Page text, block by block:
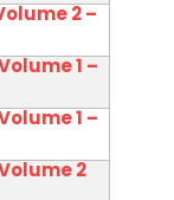
2 –
1 –
1 –
2